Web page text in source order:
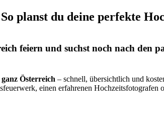
planst du deine perfekte
feiern und suchst noch nach den
Österreich – schnell, übersichtlich und
einen erfahrenen Hochzeitsfotografen